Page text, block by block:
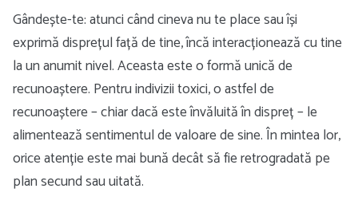
Gândește-te: atunci când cineva nu te place sau își
exprimă disprețul față de tine, încă interacționează cu tine
la un anumit nivel. Aceasta este o formă unică de
recunoaștere. Pentru indivizii toxici, o astfel de
recunoaștere – chiar dacă este învăluită în dispreț – le
alimentează sentimentul de valoare de sine. În mintea lor,
orice atenție este mai bună decât să fie retrogradată pe
plan secund sau uitată.